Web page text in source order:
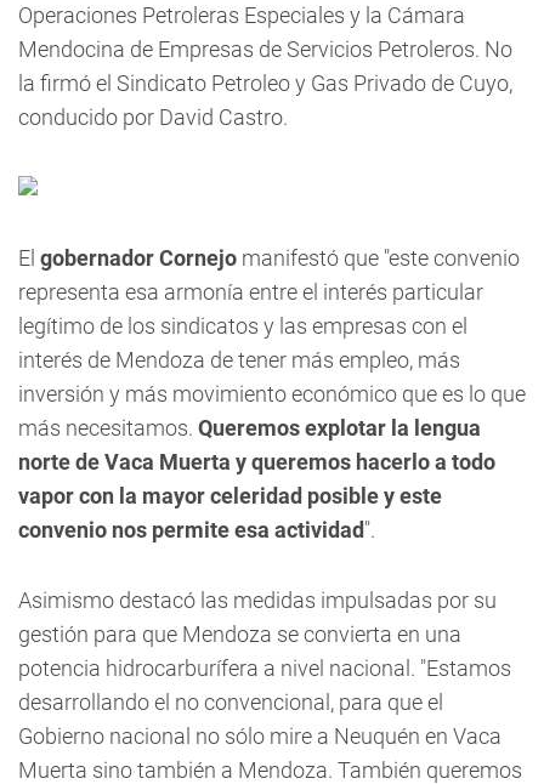
Operaciones Petroleras Especiales y la Cámara
Mendocina de Empresas de Servicios Petroleros. No
la firmó el Sindicato Petroleo y Gas Privado de Cuyo,
conducido por David Castro.
El gobernador Cornejo manifestó que "este convenio
representa esa armonía entre el interés particular
legítimo de los sindicatos y las empresas con el
interés de Mendoza de tener más empleo, más
inversión y más movimiento económico que es lo que
más necesitamos. Queremos explotar la lengua
norte de Vaca Muerta y queremos hacerlo a todo
vapor con la mayor celeridad posible y este
convenio nos permite esa actividad".
Asimismo destacó las medidas impulsadas por su
gestión para que Mendoza se convierta en una
potencia hidrocarburífera a nivel nacional. "Estamos
desarrollando el no convencional, para que el
Gobierno nacional no sólo mire a Neuquén en Vaca
Muerta sino también a Mendoza. También queremos